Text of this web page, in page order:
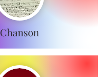
Chanson